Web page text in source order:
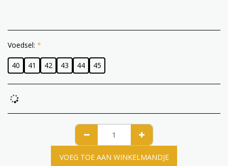
Voedsel: *
40 41 42 43 44 45
VOEG TOE AAN WINKELMANDJE